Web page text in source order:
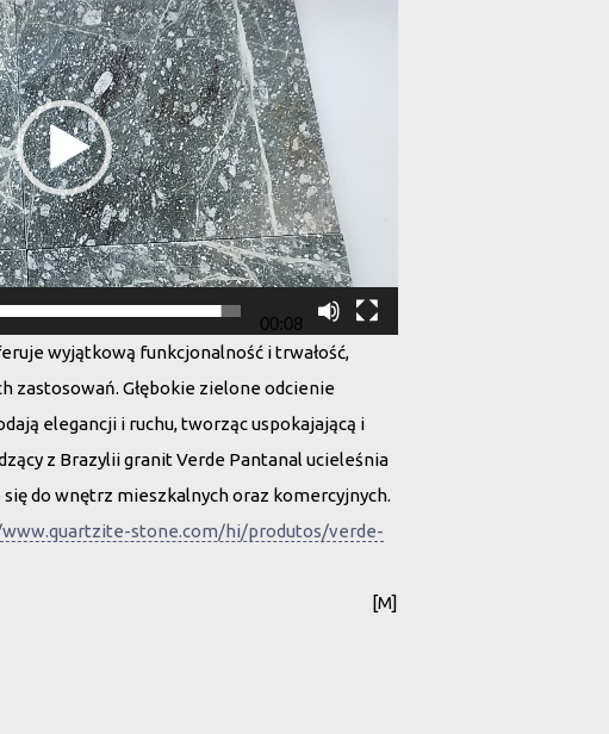
00:08
wyjątkową funkcjonalność i trwałość,
zastosowań. Głębokie zielone odcienie
elegancji i ruchu, tworząc uspokajającą i
z Brazylii granit Verde Pantanal ucieleśnia
do wnętrz mieszkalnych oraz komercyjnych.
stone.com/hi/produtos/verde-
[M]